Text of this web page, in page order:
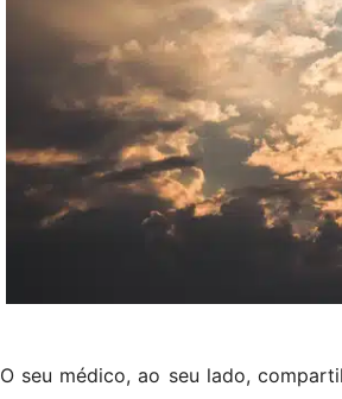
O seu médico, ao seu lado,